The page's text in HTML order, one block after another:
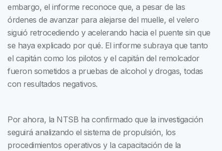
embargo, el informe reconoce que, a pesar de las
órdenes de avanzar para alejarse del muelle, el velero
siguió retrocediendo y acelerando hacia el puente sin que
se haya explicado por qué. El informe subraya que tanto
el capitán como los pilotos y el capitán del remolcador
fueron sometidos a pruebas de alcohol y drogas, todas
con resultados negativos.
Por ahora, la NTSB ha confirmado que la investigación
seguirá analizando el sistema de propulsión, los
procedimientos operativos y la capacitación de la